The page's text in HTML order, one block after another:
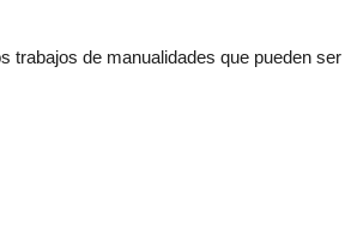
trabajos de manualidades que pueden